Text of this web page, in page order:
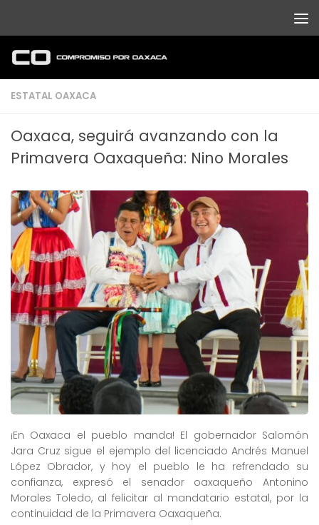
ESTATAL OAXACA
Oaxaca, seguirá avanzando con la
Primavera Oaxaqueña: Nino Morales
¡En Oaxaca el pueblo manda! El gobernador Salomón
Jara Cruz sigue el ejemplo del licenciado Andrés Manuel
López Obrador, y hoy el pueblo le ha refrendado su
confianza, expresó el senador oaxaqueño Antonino
Morales Toledo, al felicitar al mandatario estatal, por la
continuidad de la Primavera Oaxaqueña.